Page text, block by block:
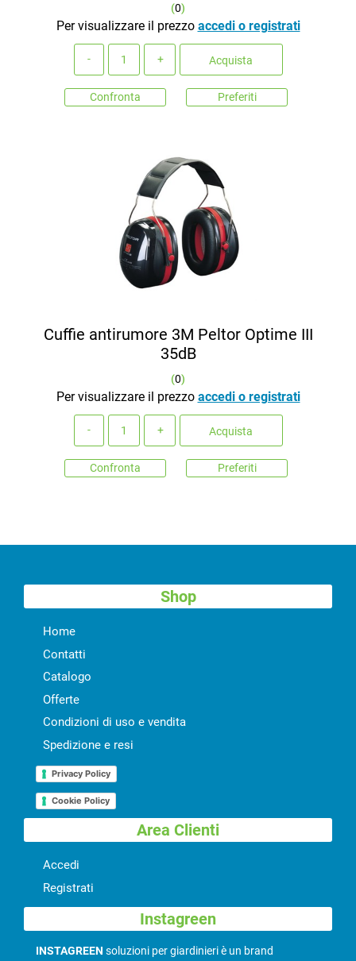
(0)
Per visualizzare il prezzo accedi o registrati
Acquista
Confronta Preferiti
Cuffie antirumore 3M Peltor Optime III
35dB
(0)
Per visualizzare il prezzo accedi o registrati
Acquista
Confronta Preferiti
Shop
Home
Contatti
Catalogo
Offerte
Condizioni di uso e vendita
Spedizione e resi
Privacy Policy
Cookie Policy
Area Clienti
Accedi
Registrati
Instagreen
INSTAGREEN soluzioni per giardinieri è un brand